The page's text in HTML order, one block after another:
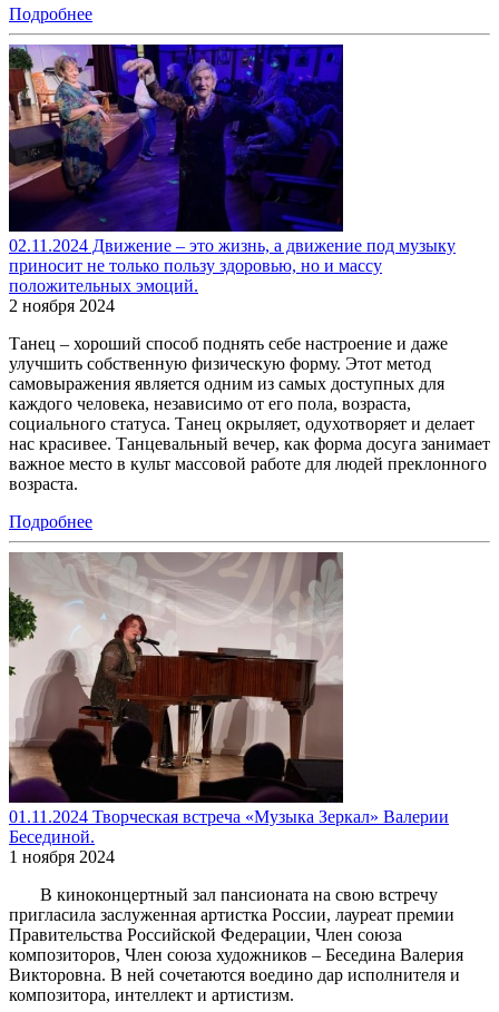
Подробнее
02.11.2024 Движение – это жизнь, а движение под музыку
приносит не только пользу здоровью, но и массу
положительных эмоций.
2 ноября 2024
Танец – хороший способ поднять себе настроение и даже
улучшить собственную физическую форму. Этот метод
самовыражения является одним из самых доступных для
каждого человека, независимо от его пола, возраста,
социального статуса. Танец окрыляет, одухотворяет и делает
нас красивее. Танцевальный вечер, как форма досуга занимает
важное место в культ массовой работе для людей преклонного
возраста.
Подробнее
01.11.2024 Творческая встреча «Музыка Зеркал» Валерии
Бесединой.
1 ноября 2024
В киноконцертный зал пансионата на свою встречу
пригласила заслуженная артистка России, лауреат премии
Правительства Российской Федерации, Член союза
композиторов, Член союза художников – Беседина Валерия
Викторовна. В ней сочетаются воедино дар исполнителя и
композитора, интеллект и артистизм.